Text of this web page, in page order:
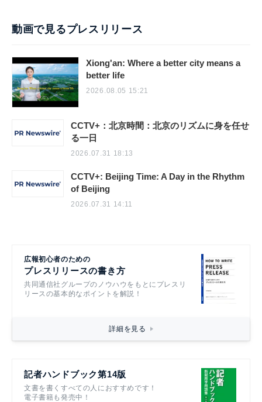
動画で見るプレスリリース
Xiong'an: Where a better city means a
better life
2026.08.05 15:21
CCTV+：北京時間：北京のリズムに身を任せ
る一日
2026.07.31 18:13
CCTV+: Beijing Time: A Day in the Rhythm
of Beijing
2026.07.31 14:11
広報初心者のための
プレスリリースの書き方
共同通信社グループのノウハウをもとにプレスリ
リースの基本的なポイントを解説！
詳細を見る
記者ハンドブック第14版
文書を書くすべての人におすすめです！
電子書籍も発売中！